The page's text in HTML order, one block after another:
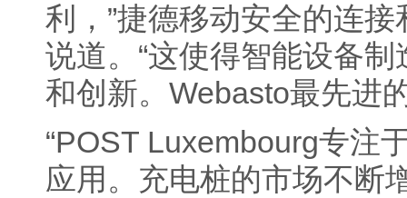
利，”捷德移动安全的连
说道。“这使得智能设备
和创新。Webasto最先进
“POST Luxembourg专注
应用。充电桩的市场不断